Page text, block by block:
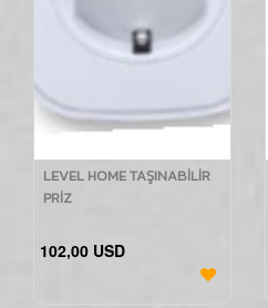
LEVEL HOME TAŞINABİLİR
PRİZ
102,00 USD